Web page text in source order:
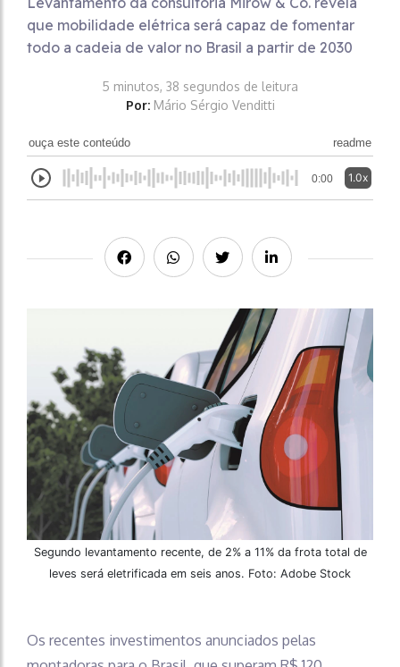
que mobilidade elétrica será capaz de fomentar
todo a cadeia de valor no Brasil a partir de 2030
5 minutos, 38 segundos de leitura
Por: Mário Sérgio Venditti
ouça este conteúdo readme
0:00 1.0x
Segundo levantamento recente, de 2% a 11% da frota total de
leves será eletrificada em seis anos. Foto: Adobe Stock
Os recentes investimentos anunciados pelas